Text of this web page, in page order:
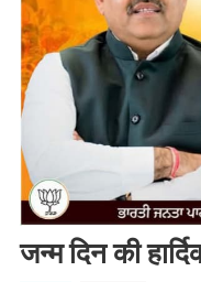
जन्म दिन की